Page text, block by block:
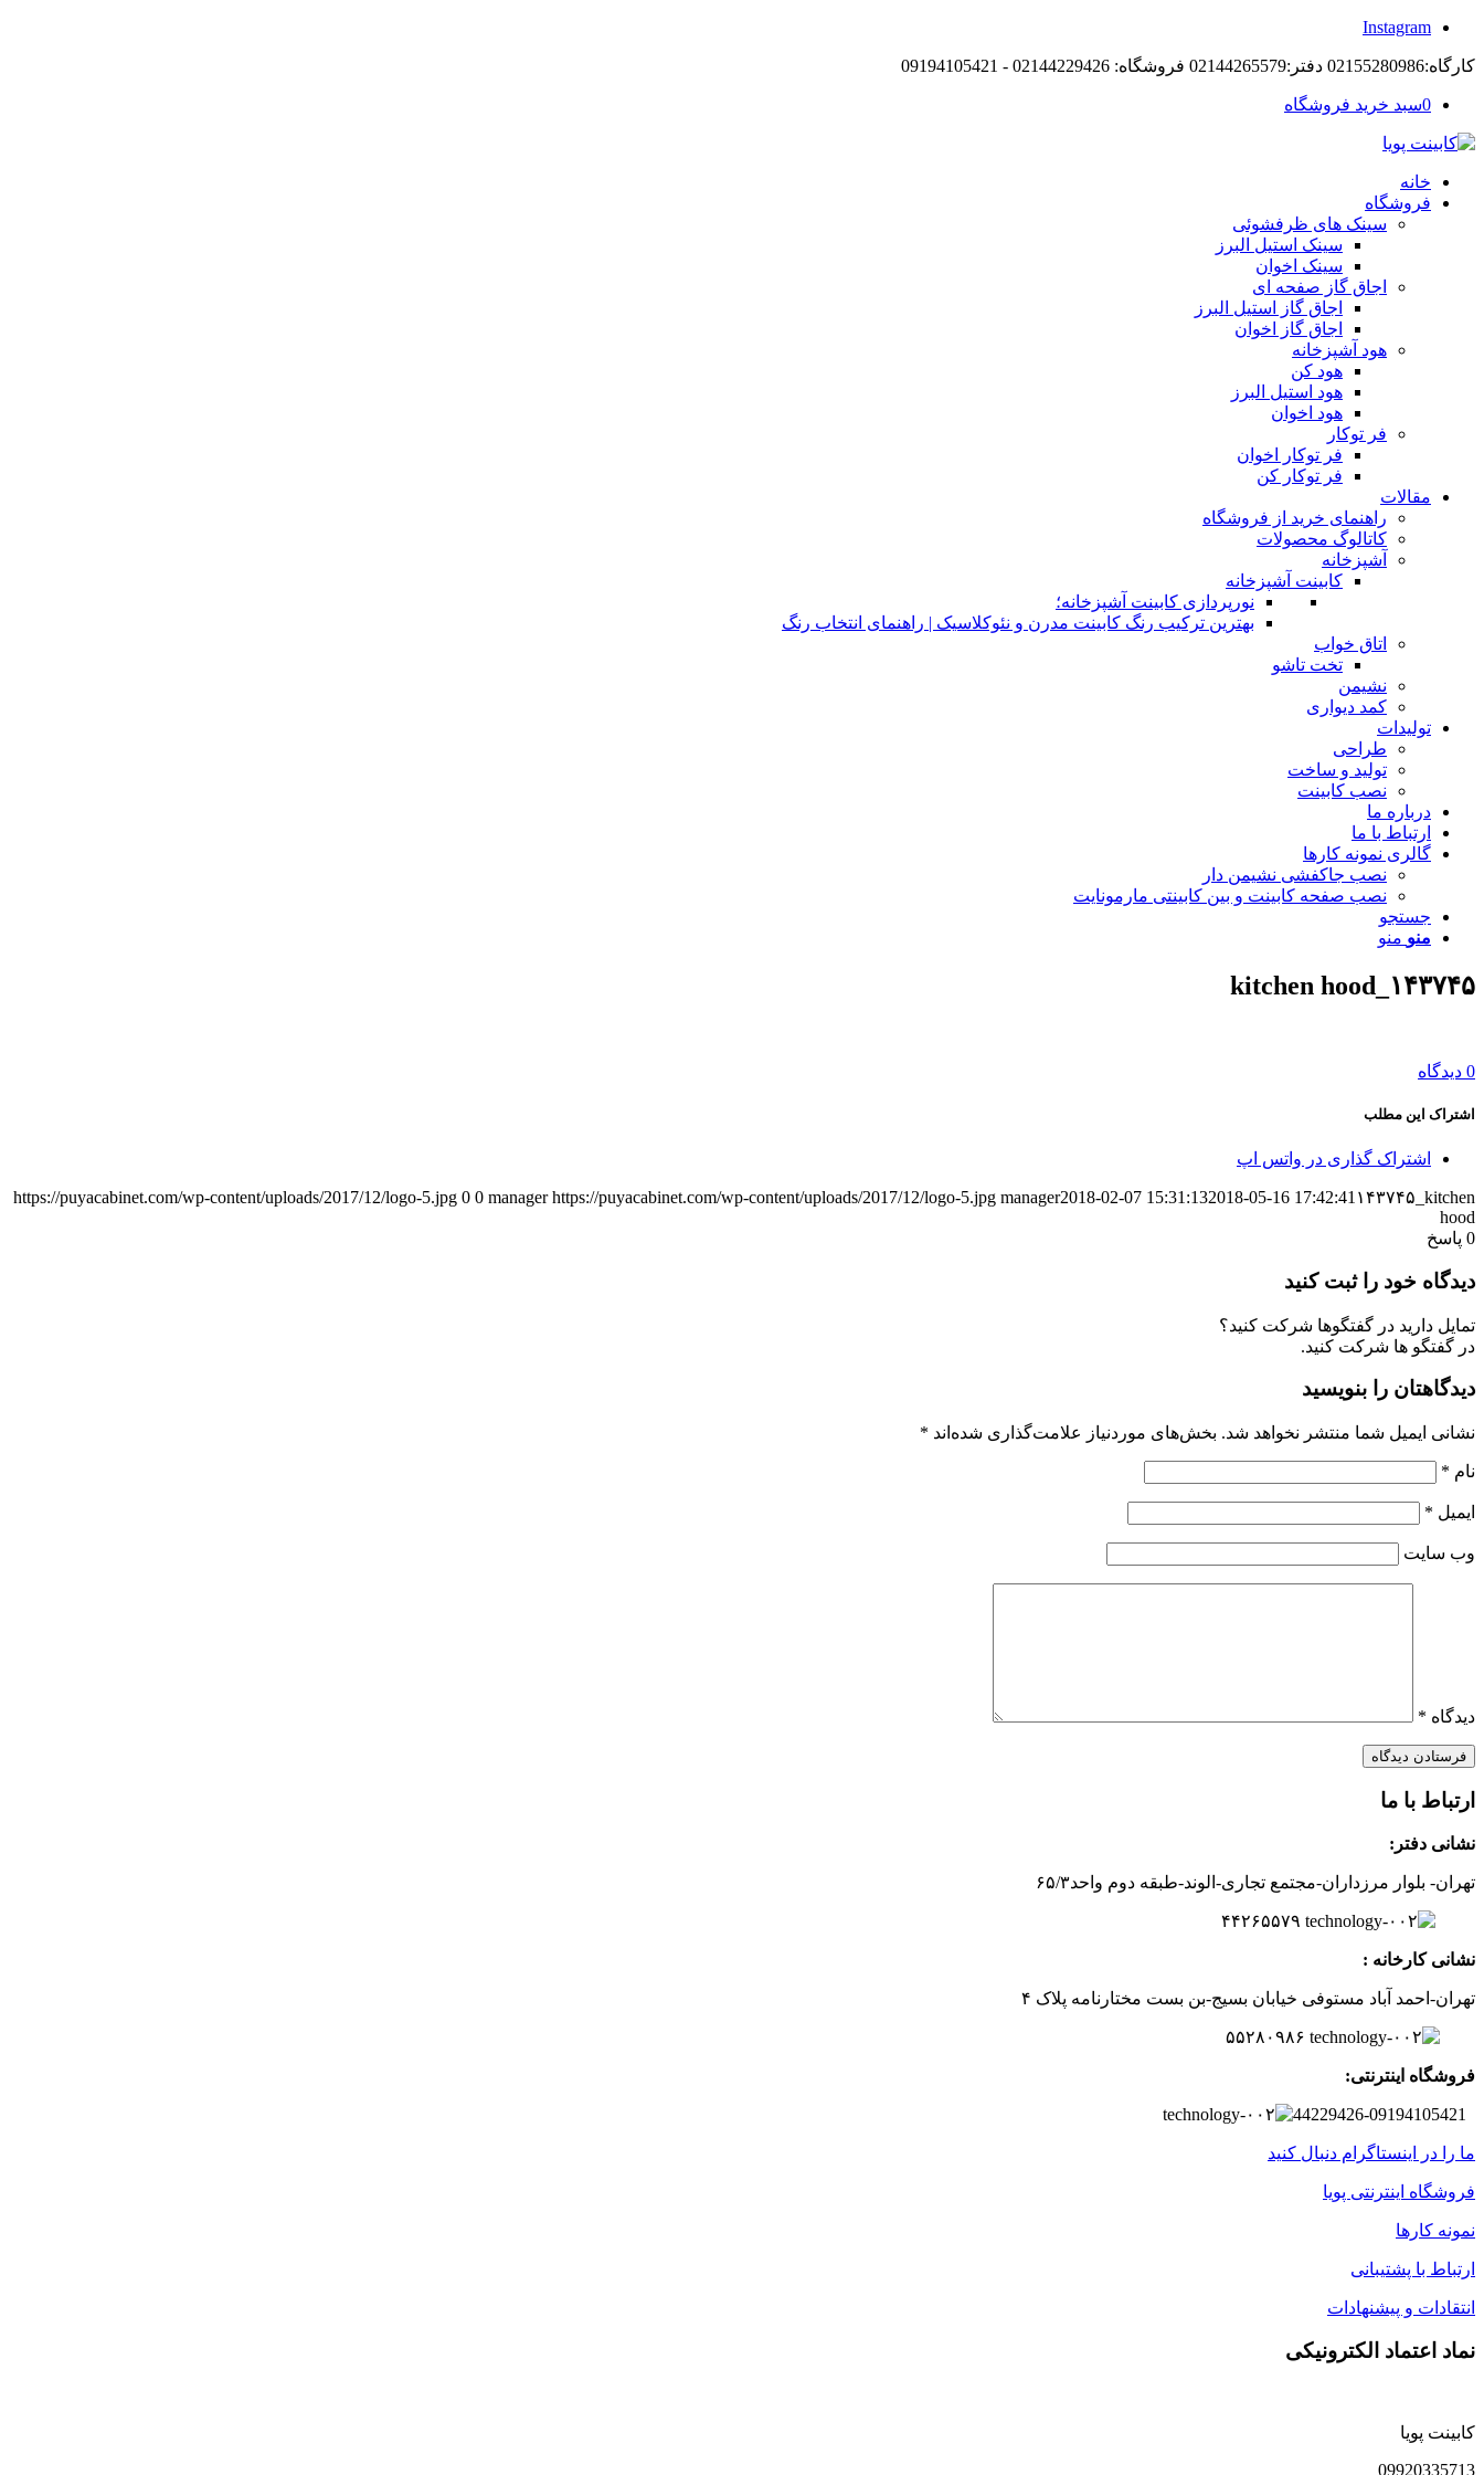
Instagram
کارگاه:02155280986 دفتر:02144265579 فروشگاه: 02144229426 - 09194105421
0سبد خرید فروشگاه
خانه
فروشگاه
سینک های ظرفشوئی
سینک استیل البرز
سینک اخوان
اجاق گاز صفحه ای
اجاق گاز استیل البرز
اجاق گاز اخوان
هود آشپزخانه
هود کن
هود استیل البرز
هود اخوان
فر توکار
فر توکار اخوان
فر توکار کن
مقالات
راهنمای خرید از فروشگاه
کاتالوگ محصولات
آشپزخانه
کابینت آشپزخانه
نورپردازی کابینت آشپزخانه؛
بهترین ترکیب رنگ کابینت مدرن و نئوکلاسیک | راهنمای انتخاب رنگ
اتاق خواب
تخت تاشو
نشیمن
کمد دیواری
تولیدات
طراحی
تولید و ساخت
نصب کابینت
درباره ما
ارتباط با ما
گالری نمونه کارها
نصب جاکفشی نشیمن دار
نصب صفحه کابینت و بین کابینتی مارمونایت
جستجو
منو منو
۱۴۳۷۴۵_kitchen hood
0 دیدگاه
اشتراک این مطلب
اشتراک گذاری در واتس اپ
https://puyacabinet.com/wp-content/uploads/2017/12/logo-5.jpg 0 0 manager https://puyacabinet.com/wp-content/uploads/2017/12/logo-5.jpg manager2018-02-07 15:31:132018-05-16 17:42:41 ۱۴۳۷۴۵_kitchen
hood
0 پاسخ
دیدگاه خود را ثبت کنید
تمایل دارید در گفتگوها شرکت کنید؟
در گفتگو ها شرکت کنید.
دیدگاهتان را بنویسید
نشانی ایمیل شما منتشر نخواهد شد. بخش‌های موردنیاز علامت‌گذاری شده‌اند *
نام *
ایمیل *
وب‌ سایت
دیدگاه *
ارتباط با ما
نشانی دفتر:
تهران- بلوار مرزداران-مجتمع تجاری-الوند-طبقه دوم واحد۶ ۵/۳
۲۶۵۵۷۹
نشانی کارخانه :
تهران- احمد آباد مستوفی خیابان بسیج-بن بست مختارنامه پلاک ۴
فروشگاه اینترنتی:
44229426-09194105421
ما را در اینستاگرام دنبال کنید
فروشگاه اینترنتی پویا
نمونه کارها
ارتباط با پشتیبانی
انتقادات و پیشنهادات
نماد اعتماد الکترونیکی
کابینت پویا
09920335713